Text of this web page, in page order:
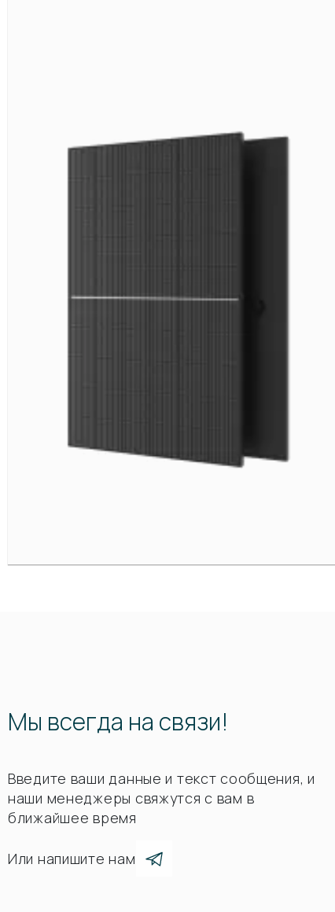
Мы всегда на связи!
Введите ваши данные и текст сообщения, и
наши менеджеры свяжутся с вам в
ближайшее время
Или напишите нам